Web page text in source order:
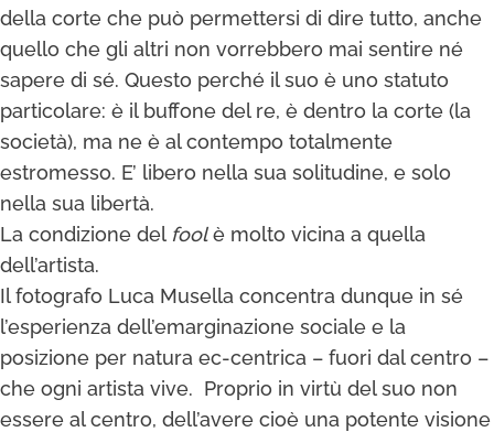
della corte che può permettersi di dire tutto, anche
quello che gli altri non vorrebbero mai sentire né
sapere di sé. Questo perché il suo è uno statuto
particolare: è il buffone del re, è dentro la corte (la
società), ma ne è al contempo totalmente
estromesso. E’ libero nella sua solitudine, e solo
nella sua libertà.
La condizione del foolè molto vicina a quella
dell’artista.
Il fotografo Luca Musella concentra dunque in sé
l’esperienza dell’emarginazione sociale e la
posizione per natura ec-centrica – fuori dal centro –
che ogni artista vive. Proprio in virtù del suo non
essere al centro, dell’avere cioè una potente visione